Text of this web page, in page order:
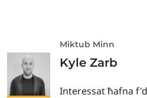
Miktub Minn
Kyle Zarb
Interessat ħafna